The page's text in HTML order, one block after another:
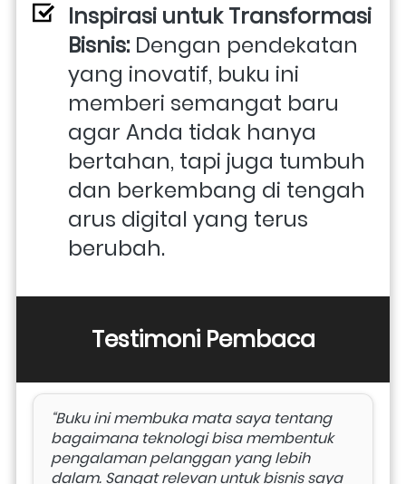
Inspirasi untuk Transformasi
Bisnis: Dengan pendekatan
yang inovatif, buku ini
memberi semangat baru
agar Anda tidak hanya
bertahan, tapi juga tumbuh
dan berkembang di tengah
arus digital yang terus
berubah.
Testimoni Pembaca
“Buku ini membuka mata saya tentang
bagaimana teknologi bisa membentuk
pengalaman pelanggan yang lebih
dalam. Sangat relevan untuk bisnis saya